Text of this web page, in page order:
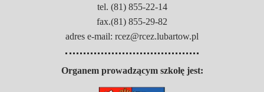
tel. (81) 855-22-14
fax.(81) 855-29-82
adres e-mail: rcez@rcez.lubartow.pl
Organem prowadzącym szkołę jest: